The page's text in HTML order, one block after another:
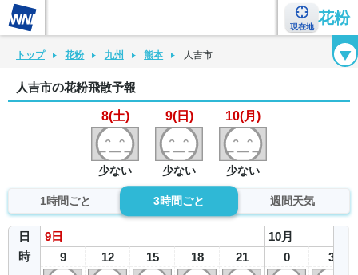
現在地
花粉
花粉カレンダー 花粉図鑑 花粉症チェックシート 花粉症ハンドブック
トップ 花粉 九州 熊本 人吉市
人吉市の花粉飛散予報
8(土)
少ない
9(日)
少ない
10(月)
少ない
1時間ごと 3時間ごと 週間天気
日
時
9 日
9
12 15 18 21
10月
0
3